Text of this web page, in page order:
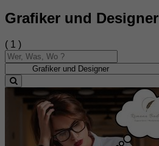
Grafiker und Designer
( 1 )